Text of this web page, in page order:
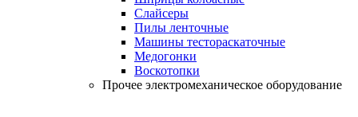
Слайсеры
Пилы ленточные
Машины тестораскаточные
Медогонки
Воскотопки
Прочее электромеханическое оборудование